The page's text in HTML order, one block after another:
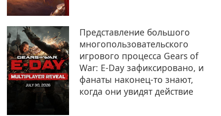
Представление большого
многопользовательского
игрового процесса Gears of
War: E‑Day зафиксировано, и
фанаты наконец-то знают,
когда они увидят действие